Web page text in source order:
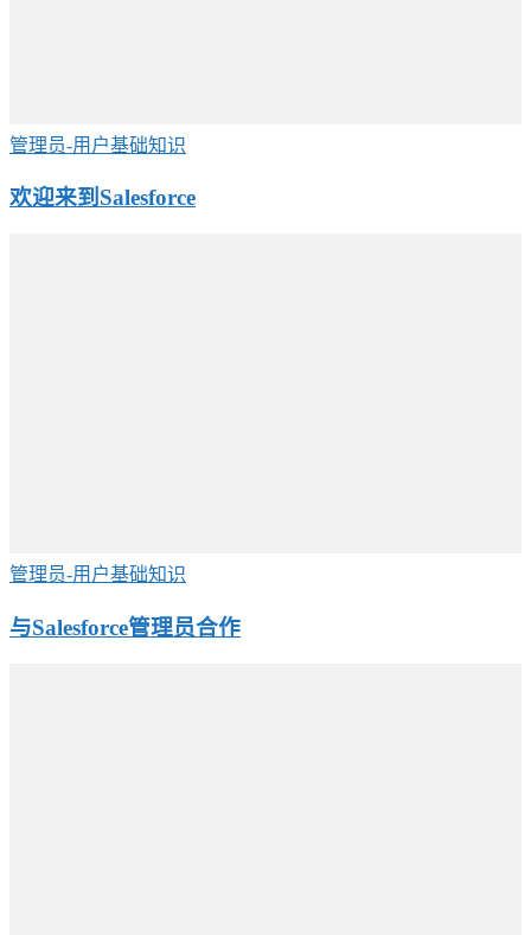
管理员-用户基础知识
欢迎来到Salesforce
管理员-用户基础知识
与Salesforce管理员合作